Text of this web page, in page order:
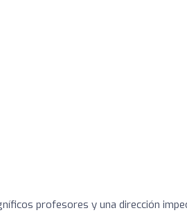
profesores y una dirección